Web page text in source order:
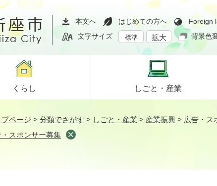
本文へ はじめての方へ Foreign
文字サイズ
標準 拡大 背景色
くらし しごと・ 産業
プページ > 分類でさがす > しごと・産業 > 産業振興 > 広告・ス
・スポンサー募集